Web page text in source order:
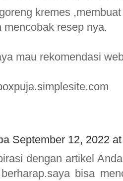
kremes
mencobak resep nya.
mau rekomendasi
September 12, 2022
dengan artikel
bisa